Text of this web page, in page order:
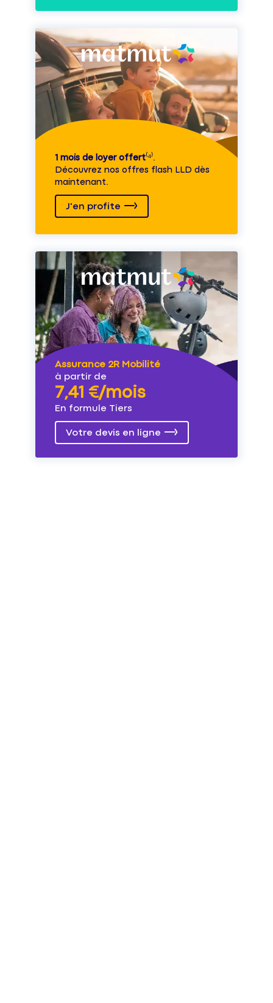
1 mois de loyer offert⁽⁴⁾.
Découvrez nos offres flash LLD dès
maintenant.
J'en profite
Assurance 2R Mobilité
à partir de
7,41 €/mois
En formule Tiers
Votre devis en ligne